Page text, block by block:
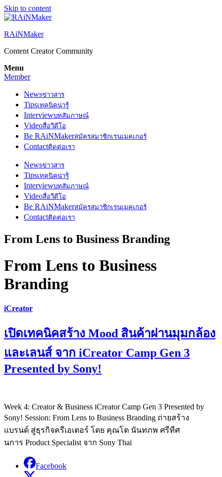
Skip to content
RAiNMaker
Content Creator Community
Menu
Member
Newsข่าวสาร
Tipsเทคนิคน่ารู้
Interviewบทสัมภาษณ์
Videoสื่อวีดีโอ
Be RAiNMakerสมัครสมาชิกเรนเมคเกอร์
Contactติดต่อเรา
Newsข่าวสาร
Tipsเทคนิคน่ารู้
Interviewบทสัมภาษณ์
Videoสื่อวีดีโอ
Be RAiNMakerสมัครสมาชิกเรนเมคเกอร์
Contactติดต่อเรา
From Lens to Business Branding
From Lens to Business
Branding
iCreator
เปิดเทคนิคสร้าง Mood สินค้าผ่านมุมกล้อง
และเลนส์ จาก iCreator Camp Gen 3
Presented by Sony!
Week 4: Creator & Business iCreator Camp Gen 3 Presented by
Sony! Session: From Lens to Business Branding ถ่ายสร้าง
แบรนด์ สู่ธุรกิจครีเอเตอร์ โดย คุณโต นันทภพ ศรีทีศ
นการ Product Specialist จาก Sony Thai
Facebook